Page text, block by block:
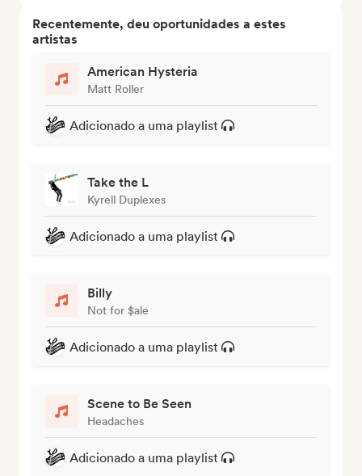
Recentemente, deu oportunidades a estes
artistas
American Hysteria
Matt Roller
Adicionado a uma playlist
Take the L
Kyrell Duplexes
Adicionado a uma playlist
Billy
Not for $ale
Adicionado a uma playlist
Scene to Be Seen
Headaches
Adicionado a uma playlist